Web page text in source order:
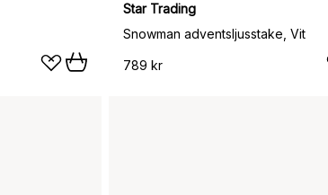
Star Trading
Snowman adventsljusstake, Vit
789 kr